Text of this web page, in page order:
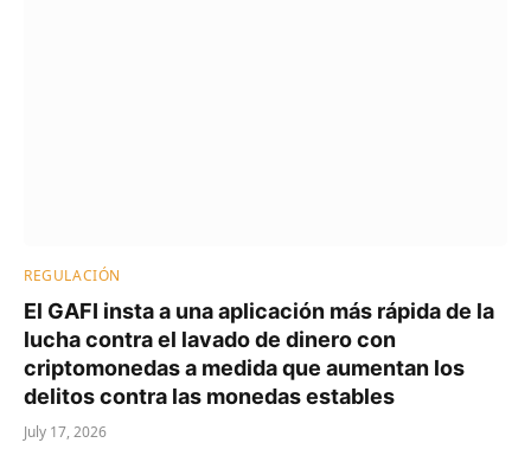
REGULACIÓN
El GAFI insta a una aplicación más rápida de la
lucha contra el lavado de dinero con
criptomonedas a medida que aumentan los
delitos contra las monedas estables
July 17, 2026